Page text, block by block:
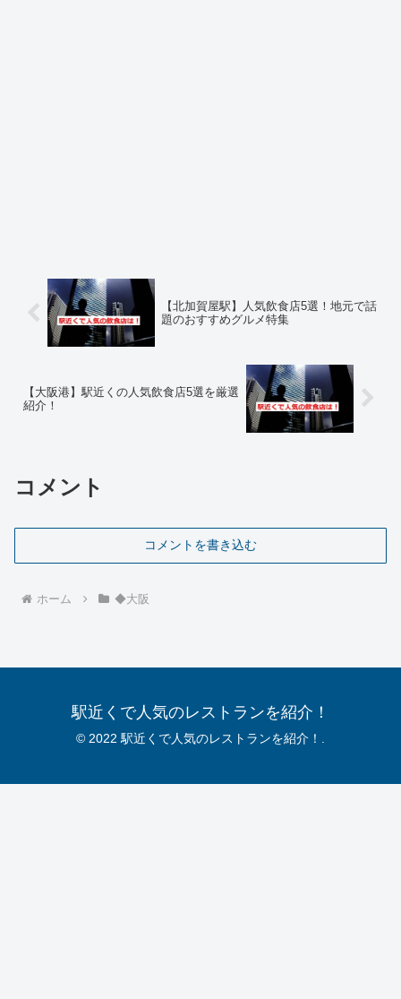
【北加賀屋駅】人気飲食店5選！地元で話
題のおすすめグルメ特集
【大阪港】駅近くの人気飲食店5選を厳選
紹介！
コメント
コメントを書き込む
ホーム ◆大阪
駅近くで人気のレストランを紹介！
© 2022 駅近くで人気のレストランを紹介！.